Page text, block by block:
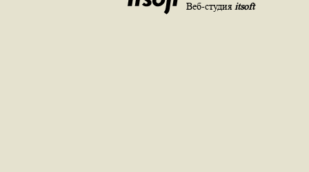
Веб-студия itsoft